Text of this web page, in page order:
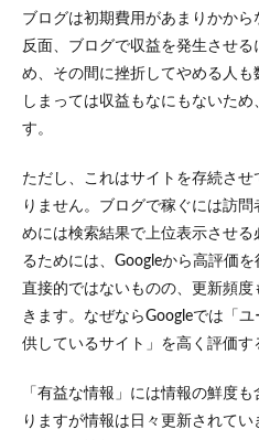
ブログは初期費用があまりかか
反面、ブログで収益を発生させ
め、その間に挫折してやめる人
しまっては収益もなにもないた
す。
ただし、これはサイトを存続さ
りません。ブログで稼ぐには訪
めには検索結果で上位表示させ
るためには、Googleから高評価
直接的ではないものの、更新頻
きます。なぜならGoogleでは「
供しているサイト」を高く評価す
「有益な情報」には情報の鮮度
りますが情報は日々更新されて